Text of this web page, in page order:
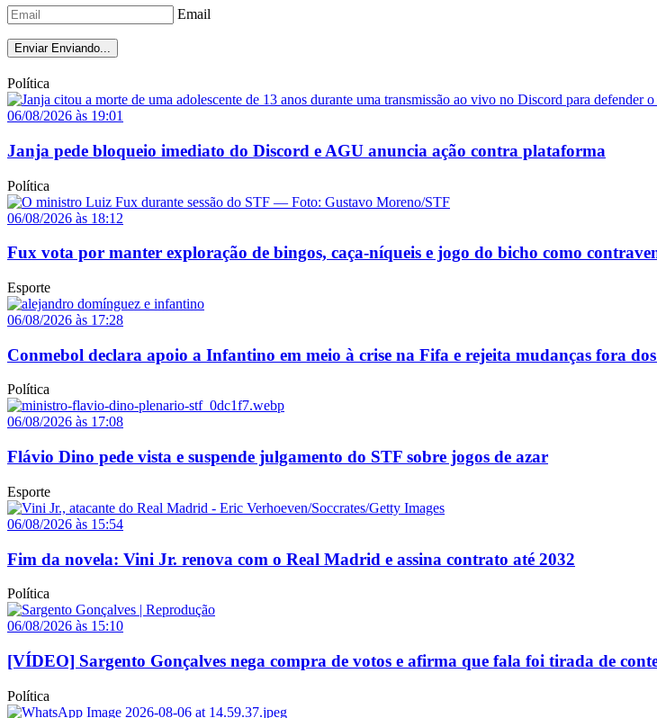
Email
Enviar Enviando...
Política
06/08/2026 às 19:01
Janja pede bloqueio imediato do Discord e AGU anuncia ação contra plataforma
Política
06/08/2026 às 18:12
Fux vota por manter exploração de bingos, caça-níqueis e jogo do bicho como
Esporte
06/08/2026 às 17:28
Conmebol declara apoio a Infantino em meio à crise na Fifa e rejeita mudanças fora
Política
06/08/2026 às 17:08
Flávio Dino pede vista e suspende julgamento do STF sobre jogos de azar
Esporte
06/08/2026 às 15:54
Fim da novela: Vini Jr. renova com o Real Madrid e assina contrato até 2032
Política
06/08/2026 às 15:10
[VÍDEO] Sargento Gonçalves nega compra de votos e afirma que fala foi tirada de
Política